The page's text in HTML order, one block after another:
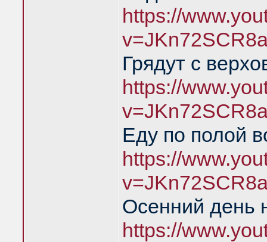
https://
Грядут с
https://
Еду по полой
https://
Осенний день
https://